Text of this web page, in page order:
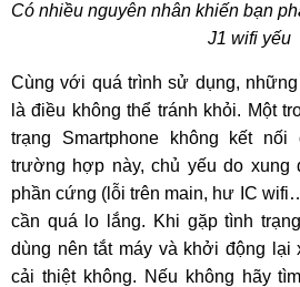
Có nhiều nguyên nhân khiến bạn
J1 wifi yếu
Cùng với quá trình sử dụng,
là điều không thể tránh khỏi. Một
trạng Smartphone không kết
trường hợp này, chủ yếu do xung
phần cứng (lỗi trên main, hư IC
cần quá lo lắng. Khi gặp tình
dùng nên tắt máy và khởi động lại
cải thiệt không. Nếu không hãy